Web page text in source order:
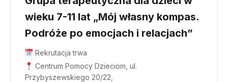
wieku 7-11 lat „Mój własny kompas.
Podróże po emocjach i relacjach”
Rekrutacja trwa
Centrum Pomocy Dzieciom, ul.
Przybyszewskiego 20/22,